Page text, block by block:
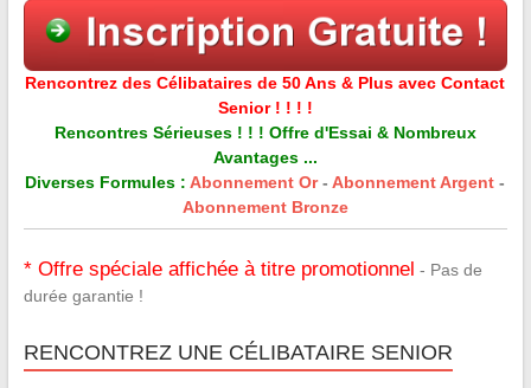
Rencontrez des Célibataires de 50 Ans & Plus avec Contact
Senior ! ! ! !
Rencontres Sérieuses ! ! ! Offre d'Essai & Nombreux
Avantages ...
Diverses Formules : Abonnement Or-Abonnement Argent -
Abonnement Bronze
* Offre spéciale affichée à titre promotionnel - Pas de
durée garantie !
RENCONTREZ UNE CÉLIBATAIRE SENIOR